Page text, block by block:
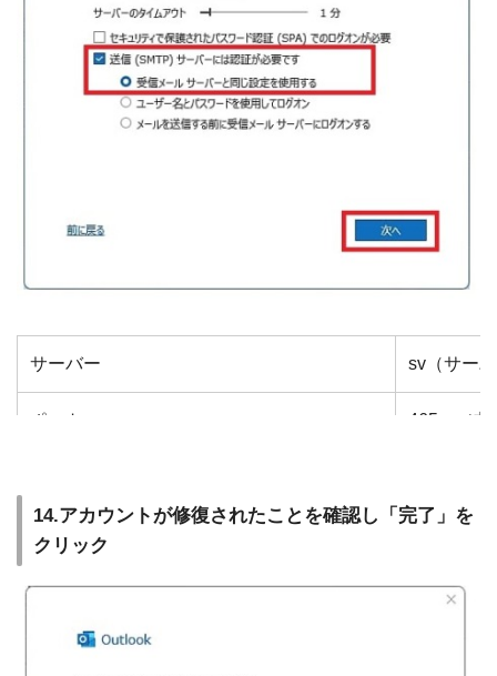
サーバー sv（サー
ポート 465 （非
14.アカウントが修復されたことを確認し「完了」を
クリック